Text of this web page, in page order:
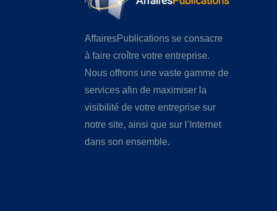
AffairesPublications se consacre
à faire croître votre entreprise.
Nous offrons une vaste gamme de
services afin de maximiser la
visibilité de votre entreprise sur
notre site, ainsi que sur l’Internet
dans son ensemble.